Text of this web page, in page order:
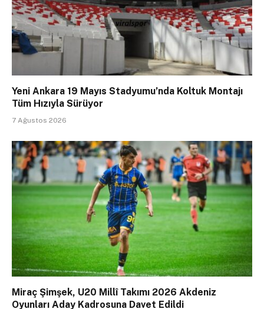
Yeni Ankara 19 Mayıs Stadyumu’nda Koltuk Montajı
Tüm Hızıyla Sürüyor
7 Ağustos 2026
Miraç Şimşek, U20 Millî Takımı 2026 Akdeniz
Oyunları Aday Kadrosuna Davet Edildi